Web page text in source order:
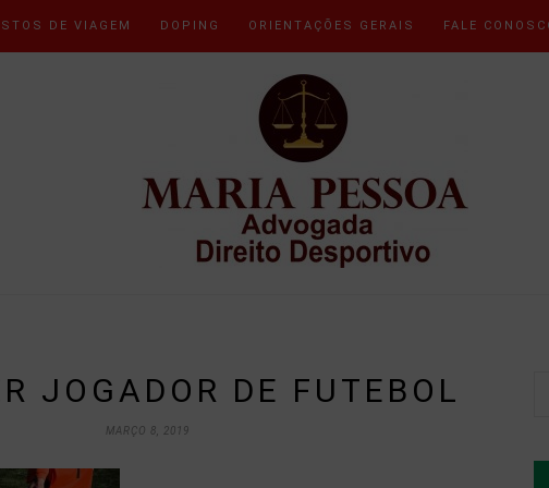
DE VIAGEM DOPING ORIENTAÇÕES GERAIS FALE
JOGADOR DE FUTEBOL
MARÇO 8, 2019